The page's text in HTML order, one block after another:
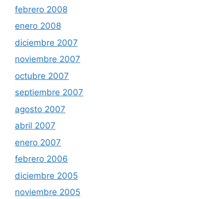
febrero 2008
enero 2008
diciembre 2007
noviembre 2007
octubre 2007
septiembre 2007
agosto 2007
abril 2007
enero 2007
febrero 2006
diciembre 2005
noviembre 2005